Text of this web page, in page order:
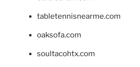
tabletennisnearme.com
oaksofa.com
soultacohtx.com